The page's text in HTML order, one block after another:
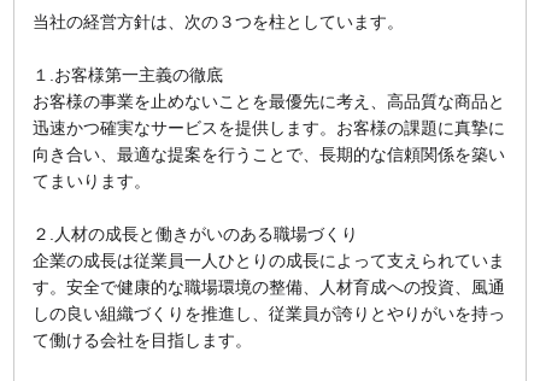
当社の経営方針は、次の３つを柱としています。
１.お客様第一主義の徹底
お客様の事業を止めないことを最優先に考え、高品質な商品と
迅速かつ確実なサービスを提供します。お客様の課題に真摯に
向き合い、最適な提案を行うことで、長期的な信頼関係を築い
てまいります。
２.人材の成長と働きがいのある職場づくり
企業の成長は従業員一人ひとりの成長によって支えられていま
す。安全で健康的な職場環境の整備、人材育成への投資、風通
しの良い組織づくりを推進し、従業員が誇りとやりがいを持っ
て働ける会社を目指します。